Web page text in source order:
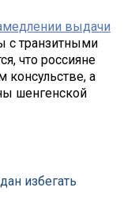
выдачи
с транзитными
что россияне
консульстве, а
шенгенской
избегать